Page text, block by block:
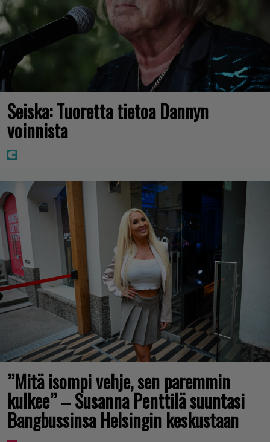
Seiska: Tuoretta tietoa Dannyn
voinnista
”Mitä isompi vehje, sen paremmin
kulkee” – Susanna Penttilä suuntasi
Bangbussinsa Helsingin keskustaan